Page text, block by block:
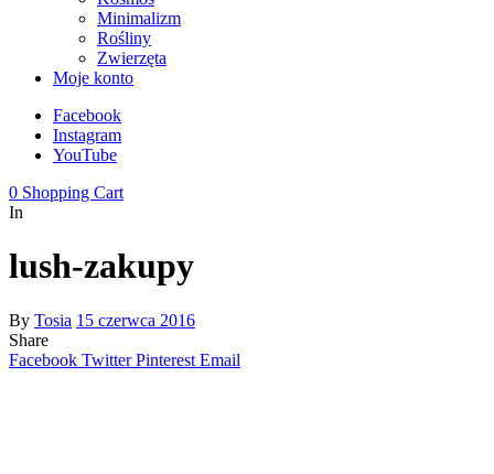
Minimalizm
Rośliny
Zwierzęta
Moje konto
Facebook
Instagram
YouTube
0 Shopping Cart
In
lush-zakupy
By Tosia 15 czerwca 2016
Share
Facebook Twitter Pinterest Email